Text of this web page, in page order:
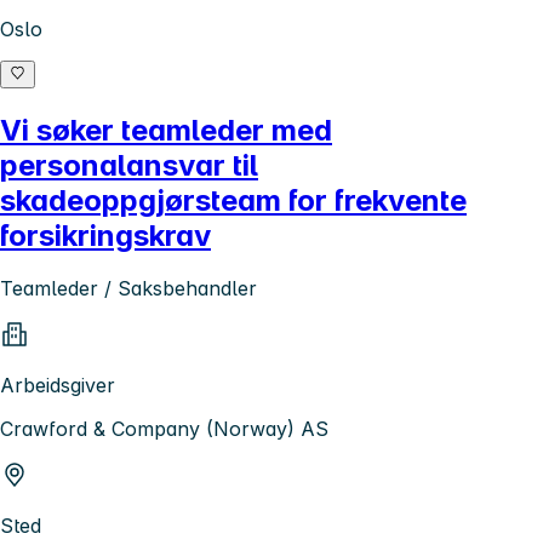
Oslo
Vi søker teamleder med
personalansvar til
skadeoppgjørsteam for frekvente
forsikringskrav
Teamleder / Saksbehandler
Arbeidsgiver
Crawford & Company (Norway) AS
Sted